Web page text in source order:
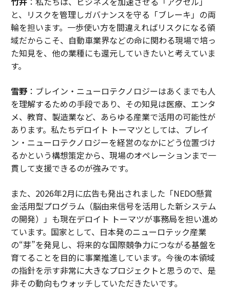
と、リスクを管理しガバナンスを守る「ブレーキ」の両
輪を担います。一歩使い方を間違えればリスクになる領
域だからこそ、自動車業界などの命に関わる現場で培っ
た知見を、他の業種にも還元していきたいと考えていま
す。
雪野：ブレイン・ニューロテクノロジーはあくまでも人
を理解するための手段であり、その知見は医療、エンタ
メ、教育、製造業など、あらゆる産業で活用の可能性が
あります。私たちデロイト トーマツとしては、ブレイ
ン・ニューロテクノロジーを経営のなかにどう位置づけ
るかという構想策定から、現場のオペレーションまで一
貫して支援できるのが強みです。
また、2026年2月に広告も発出されました「NEDO懸賞
金活用型プログラム（脳由来信号を活用した新システム
の開発）」も現在デロイト トーマツが事務局を担い進め
ています。国家として、日本発のニューロテック産業
の“芽”を発見し、将来的な国際競争力につながる基盤を
育てることを目的に事業推進しています。今後の本領域
の指針を示す非常に大きなプロジェクトと思うので、是
非その動向もウォッチしていただきたいです。